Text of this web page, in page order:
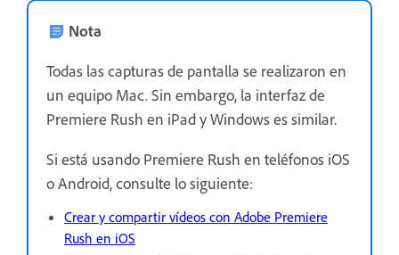
Nota
Todas las capturas de pantalla se realizaron en
un equipo Mac. Sin embargo, la interfaz de
Premiere Rush en iPad y Windows es similar.
Si está usando Premiere Rush en teléfonos iOS
o Android, consulte lo siguiente:
Crear y compartir vídeos con Adobe Premiere
Rush en iOS